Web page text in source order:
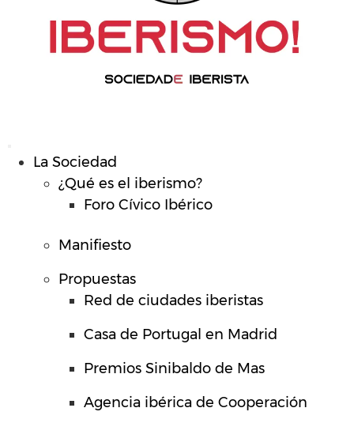
La Sociedad
¿Qué es el iberismo?
Foro Cívico Ibérico
Manifiesto
Propuestas
Red de ciudades iberistas
Casa de Portugal en Madrid
Premios Sinibaldo de Mas
Agencia ibérica de Cooperación